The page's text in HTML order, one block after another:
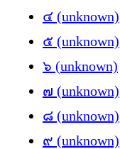
๔ (unknown)
๕ (unknown)
๖ (unknown)
๗ (unknown)
๘ (unknown)
๙ (unknown)